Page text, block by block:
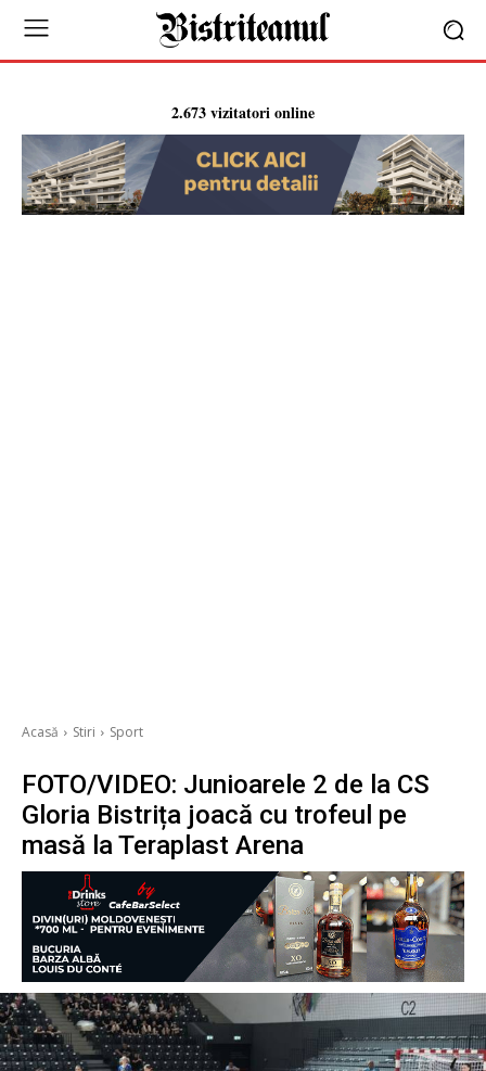
2.673 vizitatori online
Acasă Stiri Sport
FOTO/VIDEO: Junioarele 2 de la CS
Gloria Bistrița joacă cu trofeul pe
masă la Teraplast Arena